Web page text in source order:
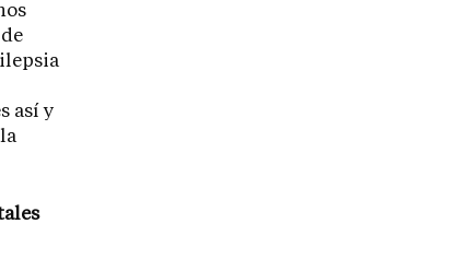
así y